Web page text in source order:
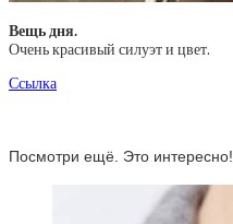
Вещь дня.
Очень красивый силуэт и цвет.
Ссылка
Посмотри ещё. Это интересно!